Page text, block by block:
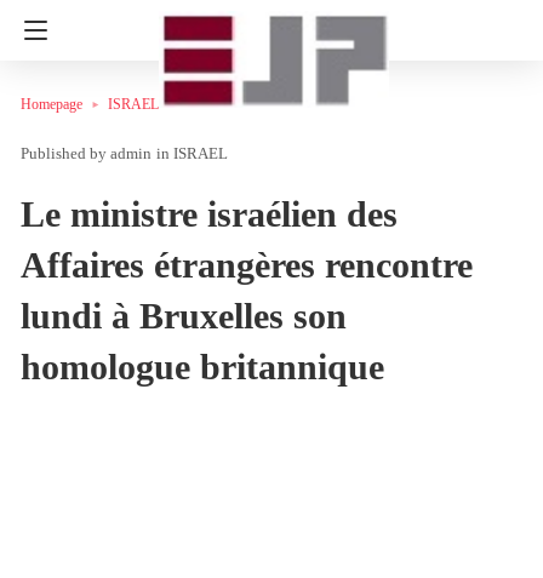
Homepage ISRAEL
admin in ISRAEL
Le ministre israélien des
Affaires étrangères rencontre
lundi à Bruxelles son
homologue britannique